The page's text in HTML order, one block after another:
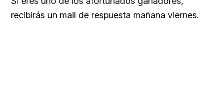
recibirás un mail de respuesta mañana viernes.